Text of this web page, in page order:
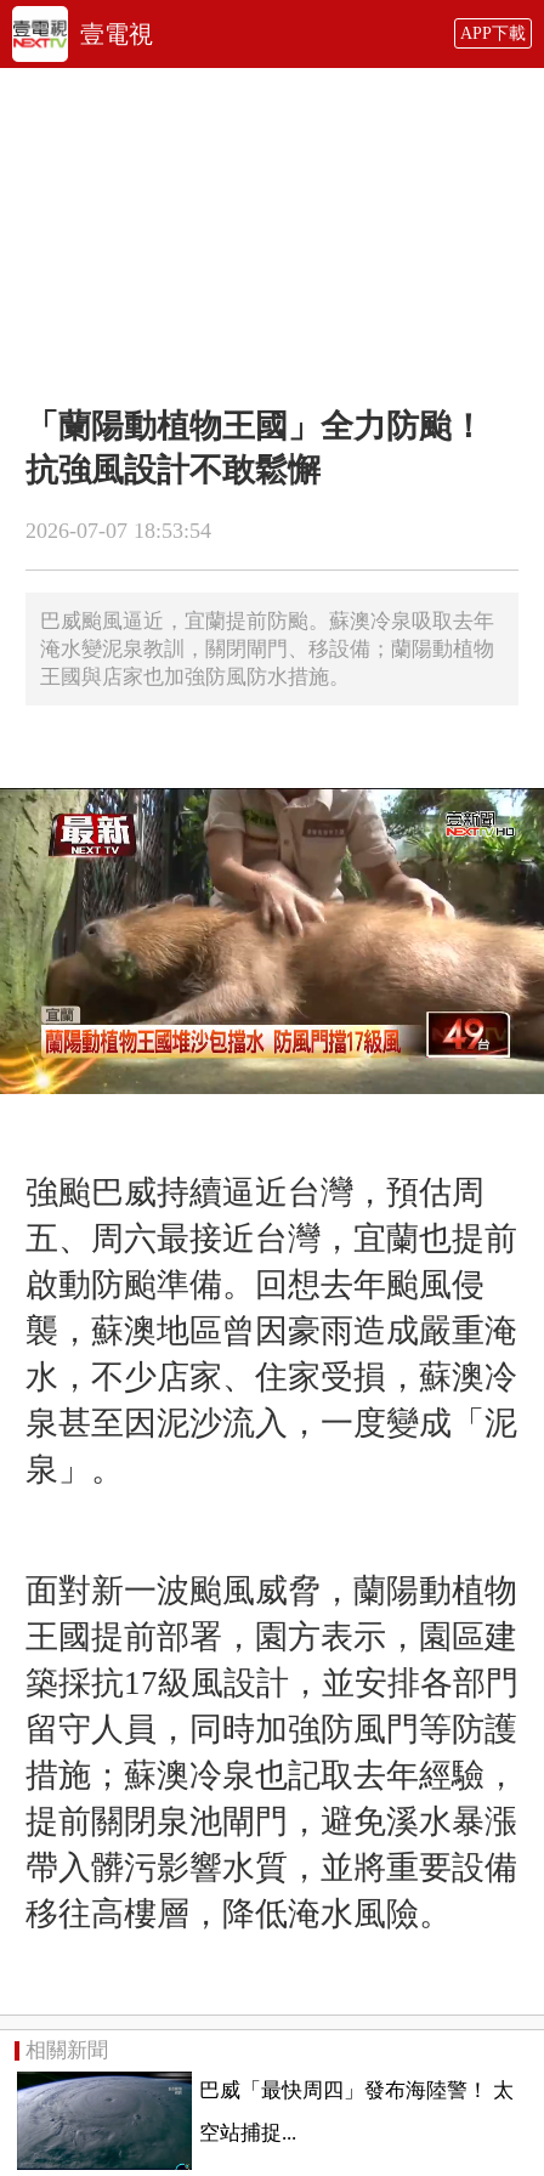
壹電視 APP下載
「蘭陽動植物王國」全力防颱！
抗強風設計不敢鬆懈
2026-07-07 18:53:54
巴威颱風逼近，宜蘭提前防颱。蘇澳冷泉吸取去年
淹水變泥泉教訓，關閉閘門、移設備；蘭陽動植物
王國與店家也加強防風防水措施。
強颱巴威持續逼近台灣，預估周
五、周六最接近台灣，宜蘭也提前
啟動防颱準備。回想去年颱風侵
襲，蘇澳地區曾因豪雨造成嚴重淹
水，不少店家、住家受損，蘇澳冷
泉甚至因泥沙流入，一度變成「泥
泉」。
面對新一波颱風威脅，蘭陽動植物
王國提前部署，園方表示，園區建
築採抗17級風設計，並安排各部門
留守人員，同時加強防風門等防護
措施； 蘇澳冷泉也記取去年經驗，
提前關閉泉池閘門，避免溪水暴漲
帶入髒污影響水質，並將重要設備
移往高樓層，降低淹水風險。
相關新聞
巴威「最快周四」發布海陸警！ 太
空站捕捉...